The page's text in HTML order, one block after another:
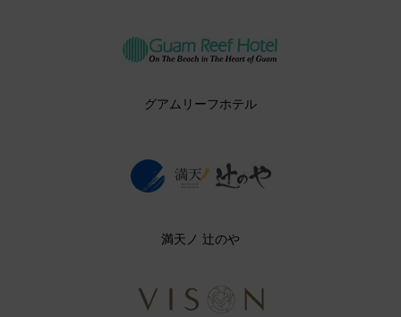
グアムリーフホテル
満天ノ 辻のや